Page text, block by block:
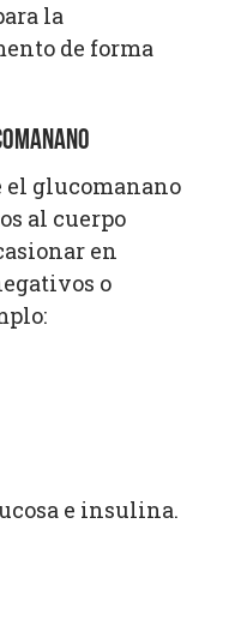
la
de forma
el glucomanano
al cuerpo
en
o
e insulina.